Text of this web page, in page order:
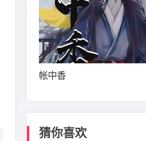
帐中香
猜你喜欢